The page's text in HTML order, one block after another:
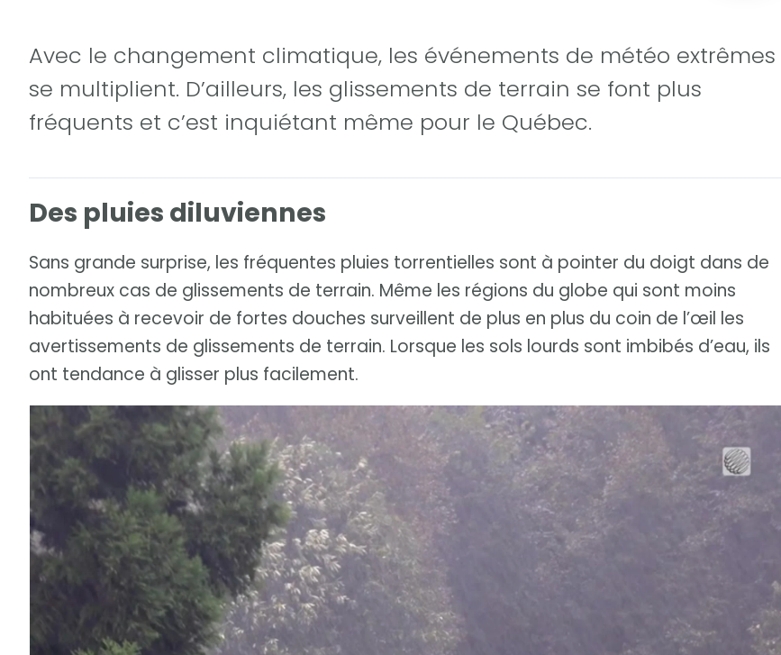
Avec le changement climatique, les événements de météo extrêmes
se multiplient. D’ailleurs, les glissements de terrain se font plus
fréquents et c’est inquiétant même pour le Québec.
Des pluies diluviennes
Sans grande surprise, les fréquentes pluies torrentielles sont à pointer du doigt dans de
nombreux cas de glissements de terrain. Même les régions du globe qui sont moins
habituées à recevoir de fortes douches surveillent de plus en plus du coin de l’œil les
avertissements de glissements de terrain. Lorsque les sols lourds sont imbibés d’eau, ils
ont tendance à glisser plus facilement.